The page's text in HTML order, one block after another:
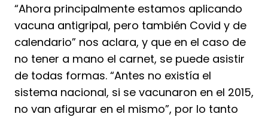
“Ahora principalmente estamos aplicando
vacuna antigripal, pero también Covid y de
calendario” nos aclara, y que en el caso de
no tener a mano el carnet, se puede asistir
de todas formas. “Antes no existía el
sistema nacional, si se vacunaron en el 2015,
no van afigurar en el mismo”, por lo tanto